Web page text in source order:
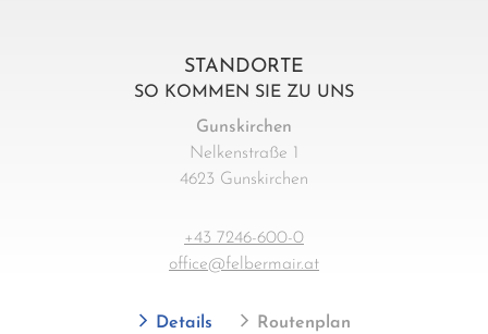
STANDORTE
SO KOMMEN SIE ZU UNS
Gunskirchen
Nelkenstraße 1
4623 Gunskirchen
+43 7246-600-0
office@felbermair.at
Details Routenplan